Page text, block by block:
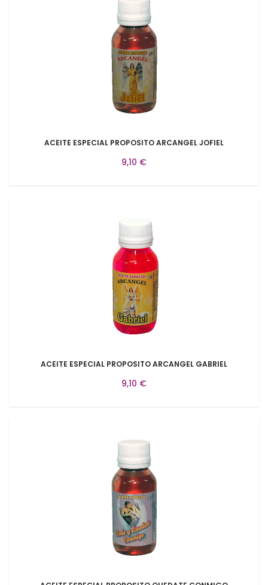
ACEITE ESPECIAL PROPOSITO ARCANGEL JOFIEL
9,10 €
ACEITE ESPECIAL PROPOSITO ARCANGEL GABRIEL
9,10 €